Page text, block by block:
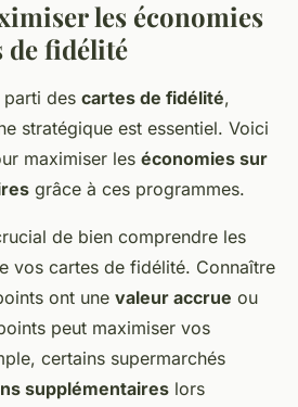
les économies
de fidélité
parti des cartes de fidélité,
stratégique est essentiel. Voici
maximiser les économies sur
grâce à ces programmes.
de bien comprendre les
vos cartes de fidélité. Connaître
ont une valeur accrue ou
peut maximiser vos
certains supermarchés
supplémentaires lors